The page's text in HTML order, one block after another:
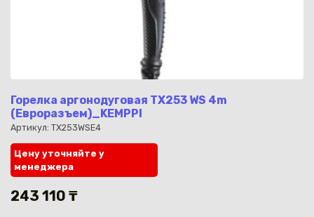
Горелка аргонодуговая TX253 WS 4m
(Евроразъем)_KEMPPI
Артикул: TX253WSE4
Цену уточняйте у
менеджера
243 110 ₸